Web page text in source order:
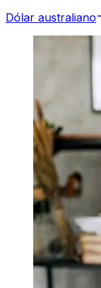
Dólar australiano